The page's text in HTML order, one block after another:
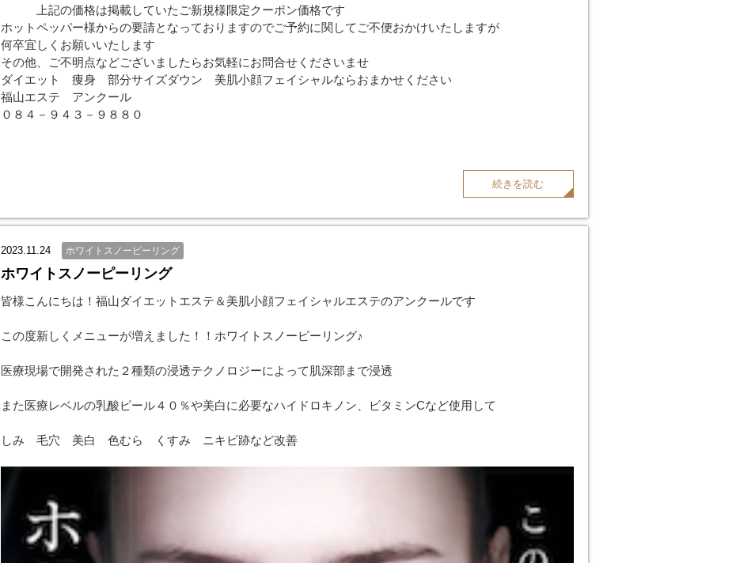
上記の価格は掲載していたご新規様限定クーポン価格です
ホットペッパー様からの要請となっておりますのでご予約に関してご不便おかけいたしますが
何卒宜しくお願いいたします
その他、ご不明点などございましたらお気軽にお問合せくださいませ
ダイエット 痩身 部分サイズダウン 美肌小顔フェイシャルならおまかせください
福山エステ アンクール
０８４－９４３－９８８０
続きを読む
2023.11.24 ホワイトスノーピーリング
ホワイトスノーピーリング
皆様こんにちは！福山ダイエットエステ＆美肌小顔フェイシャルエステのアンクールです
この度新しくメニューが増えました！！ホワイトスノーピーリング♪
医療現場で開発された２種類の浸透テクノロジーによって肌深部まで浸透
また医療レベルの乳酸ピール４０％や美白に必要なハイドロキノン、ビタミンCなど使用して
しみ 毛穴 美白 色むら くすみ ニキビ跡など改善